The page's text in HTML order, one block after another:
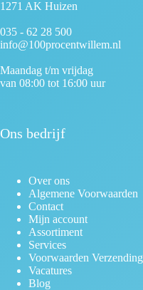
1271 AK Huizen
035 - 62 28 500
info@100procentwillem.nl
Maandag t/m vrijdag
van 08:00 tot 16:00 uur
Ons bedrijf
Over ons
Algemene Voorwaarden
Contact
Mijn account
Assortiment
Services
Voorwaarden Verzending
Vacatures
Blog